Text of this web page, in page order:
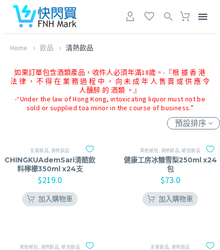
Home 飲品 清熱飲品
如果訂單包含酒類產品，收件人必須年滿18歲。-『根 據 香 港
法 律 ， 不 得 在 業 務 過 程 中 ， 向 未 成 年 人 售 賣 或 供 應 令
人醺醉 的 酒類 。』
-“Under the law of Hong Kong, intoxicating liquor must not be
sold or supplied toa minor in the course of business.”
預設排序
支裝飲品 清熱飲品
CHINGKUAdemSari清酷飲
料檸檬350ml x24支
$219.0
加入購物車
其他紙包 清熱飲品 ,紙包飲品
健康工房冰糖雪梨250ml x24
包
$73.0
加入購物車
其他紙包 清熱飲品 ,紙包飲品 支裝飲品 清熱飲品